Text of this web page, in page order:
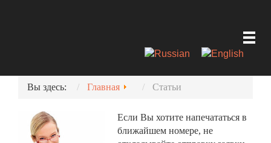
Вы здесь: Главная Статьи
Если Вы хотите напечататься в
ближайшем номере, не